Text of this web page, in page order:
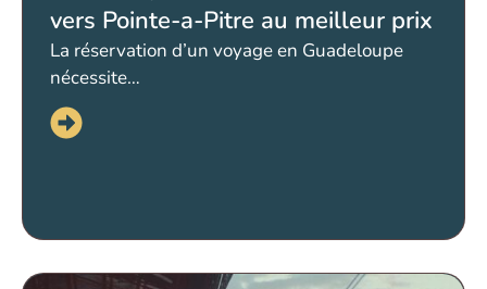
vers Pointe-a-Pitre au meilleur prix
La réservation d’un voyage en Guadeloupe
nécessite…